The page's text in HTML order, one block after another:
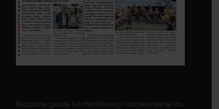
Bezpłatna gazeta KochamRawe.pl dociera niemal do